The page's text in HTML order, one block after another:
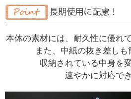
本体の素材には、耐久性に優れ
また、中紙の抜き差しも
収納されている中身を
速やかに対応でき